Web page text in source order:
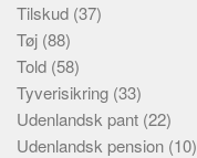
Tilskud (37)
Tøj (88)
Told (58)
Tyverisikring (33)
Udenlandsk pant (22)
Udenlandsk pension (10)